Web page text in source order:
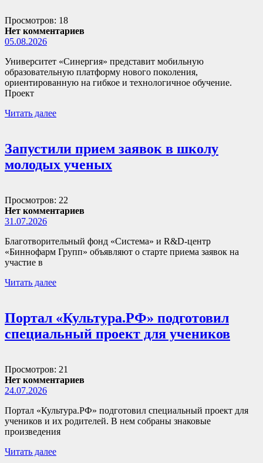
Просмотров: 18
Нет комментариев
05.08.2026
Университет «Синергия» представит мобильную
образовательную платформу нового поколения,
ориентированную на гибкое и технологичное обучение.
Проект
Читать далее
Запустили прием заявок в школу
молодых ученых
Просмотров: 22
Нет комментариев
31.07.2026
Благотворительный фонд «Система» и R&D-центр
«Биннофарм Групп» объявляют о старте приема заявок на
участие в
Читать далее
Портал «Культура.РФ» подготовил
специальный проект для учеников
Просмотров: 21
Нет комментариев
24.07.2026
Портал «Культура.РФ» подготовил специальный проект для
учеников и их родителей. В нем собраны знаковые
произведения
Читать далее